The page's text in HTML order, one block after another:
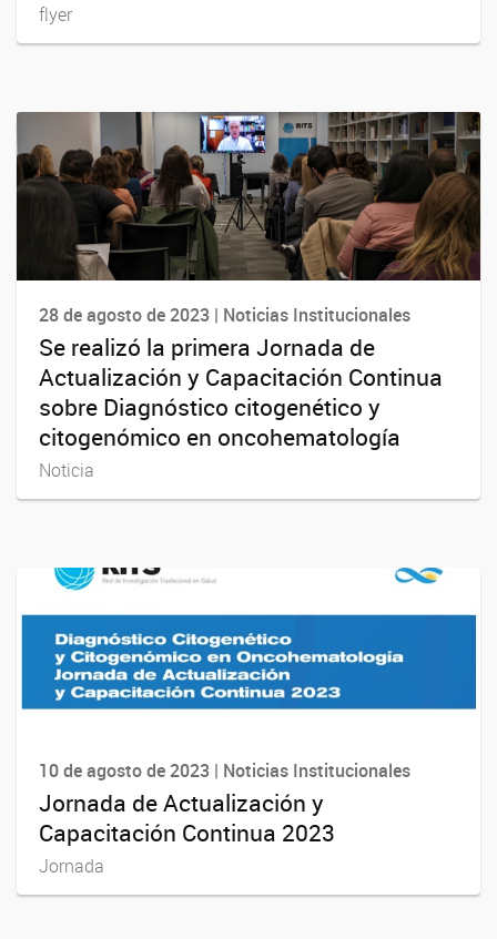
flyer
28 de agosto de 2023 | Noticias Institucionales
Se realizó la primera Jornada de
Actualización y Capacitación Continua
sobre Diagnóstico citogenético y
citogenómico en oncohematología
Noticia
10 de agosto de 2023 | Noticias Institucionales
Jornada de Actualización y
Capacitación Continua 2023
Jornada